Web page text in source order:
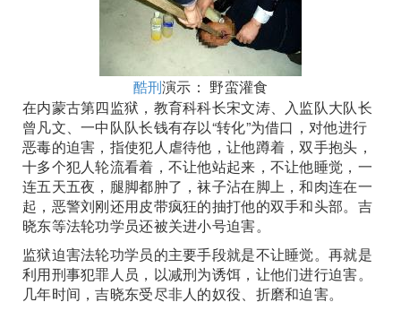
酷刑演示： 野蛮灌食
在内蒙古第四监狱，教育科科长宋文涛、入监队大队长
曾凡文、一中队队长钱有存以“转化”为借口，对他进行
恶毒的迫害，指使犯人虐待他，让他蹲着，双手抱头，
十多个犯人轮流看着，不让他站起来，不让他睡觉，一
连五天五夜，腿脚都肿了，袜子沾在脚上，和肉连在一
起，恶警刘刚还用皮带疯狂的抽打他的双手和头部。吉
晓东等法轮功学员还被关进小号迫害。
监狱迫害法轮功学员的主要手段就是不让睡觉。再就是
利用刑事犯罪人员，以减刑为诱饵，让他们进行迫害。
几年时间，吉晓东受尽非人的奴役、折磨和迫害。